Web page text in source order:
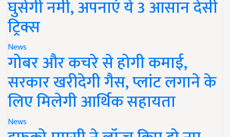
घुसेगी नमी, अपनाएं ये 3 आसान देसी
ट्रिक्स
News
गोबर और कचरे से होगी कमाई,
सरकार खरीदेगी गैस, प्लांट लगाने के
लिए मिलेगी आर्थिक सहायता
News